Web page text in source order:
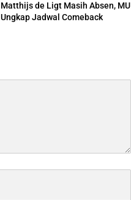
Matthijs de Ligt Masih Absen, MU
Ungkap Jadwal Comeback